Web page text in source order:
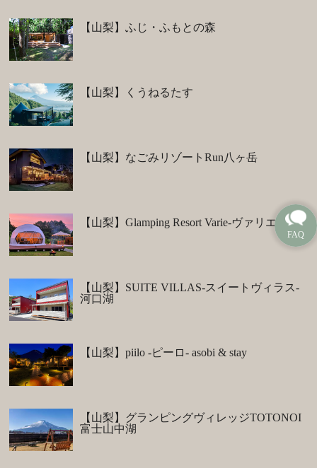
【山梨】ふじ・ふもとの森
【山梨】くうねるたす
【山梨】なごみリゾートRun八ヶ岳
【山梨】Glamping Resort Varie-ヴァリエ-
【山梨】SUITE VILLAS-スイートヴィラス-
河口湖
【山梨】piilo -ピーロ- asobi & stay
【山梨】グランピングヴィレッジTOTONOI
富士山中湖